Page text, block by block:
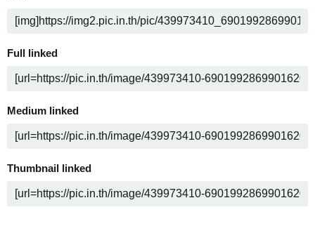
Full linked
Medium linked
Thumbnail linked